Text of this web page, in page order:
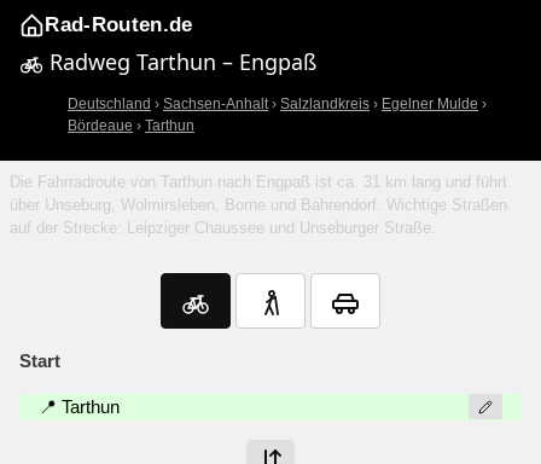
Rad-Routen.de
Radweg Tarthun – Engpaß
Deutschland › Sachsen-Anhalt› Salzlandkreis › Egelner Mulde ›
Bördeaue › Tarthun
Die Fahrradroute von Tarthun nach Engpaß ist ca. 31 km lang und führt
über Unseburg, Wolmirsleben, Borne und Bahrendorf. Wichtige Straßen
auf der Strecke: Leipziger Chaussee und Unseburger Straße.
Start
📍 Tarthun